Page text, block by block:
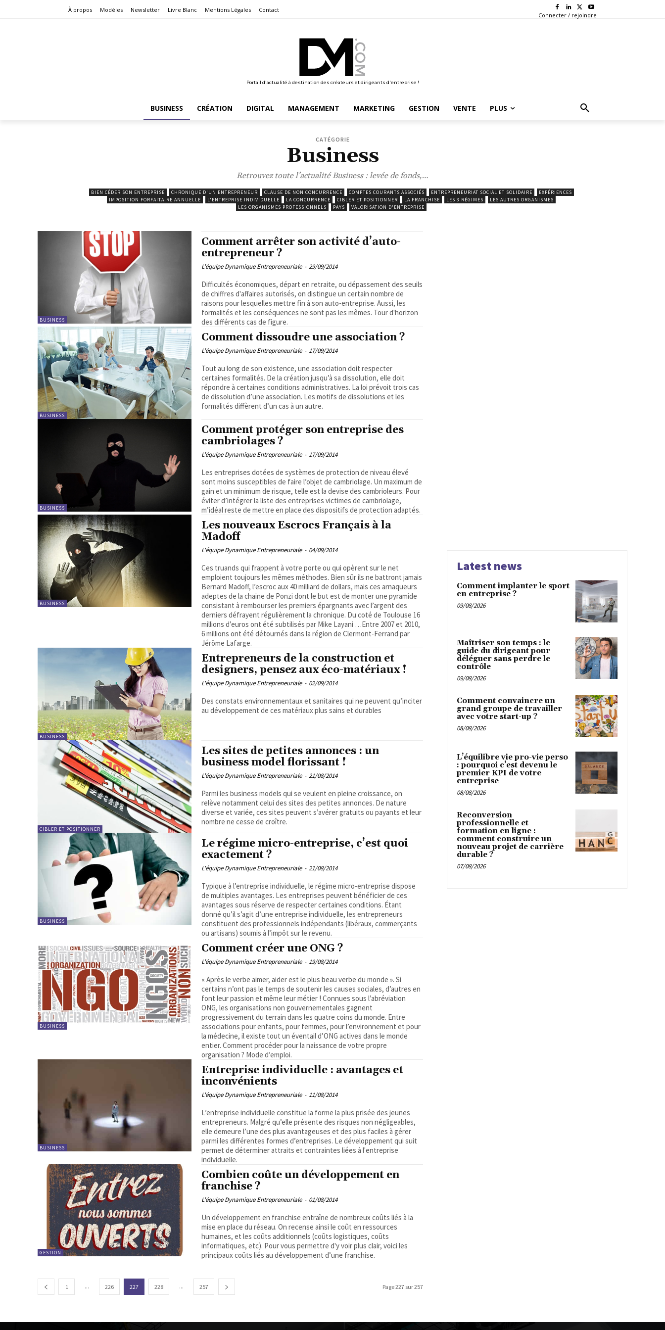
À propos Modèles Newsletter Livre Blanc Mentions Légales Contact
Connecter / rejoindre
Portail d'actualité à destination des créateurs et dirigeants d'entreprise !
BUSINESS CRÉATION DIGITAL MANAGEMENT MARKETING GESTION VENTE PLUS
CATÉGORIE
Business
Retrouvez toute l’actualité Business : levée de fonds,…
BIEN CÉDER SON ENTREPRISE CHRONIQUE D'UN ENTREPRENEUR CLAUSE DE NON CONCURRENCE COMPTES COURANTS ASSOCIÉS ENTREPRENEURIAT SOCIAL ET SOLIDAIRE
EXPÉRIENCES
IMPOSITION FORFAITAIRE ANNUELLE
L'ENTREPRISE INDIVIDUELLE LA CONCURRENCE CIBLER ET POSITIONNER LA FRANCHISE LES 3 RÉGIMES
LES AUTRES ORGANISMES
LES ORGANISMES PROFESSIONNELS
PAYS VALORISATION D'ENTREPRISE
BUSINESS
Comment arrêter son activité d’auto-
entrepreneur ?
L'équipe Dynamique Entrepreneuriale - 29/09/2014
Difficultés économiques, départ en retraite, ou dépassement des seuils
de chiffres d'affaires autorisés, on distingue un certain nombre de
raisons pour lesquelles mettre fin à son auto-entreprise. Aussi, les
formalités et les conséquences ne sont pas les mêmes. Tour d'horizon
des différents cas de figure.
BUSINESS
Comment dissoudre une association ?
L'équipe Dynamique Entrepreneuriale - 17/09/2014
Tout au long de son existence, une association doit respecter
certaines formalités. De la création jusqu’à sa dissolution, elle doit
répondre à certaines conditions administratives. La loi prévoit trois cas
de dissolution d’une association. Les motifs de dissolutions et les
formalités diffèrent d’un cas à un autre.
BUSINESS
Comment protéger son entreprise des
cambriolages ?
L'équipe Dynamique Entrepreneuriale - 17/09/2014
Les entreprises dotées de systèmes de protection de niveau élevé
sont moins susceptibles de faire l’objet de cambriolage. Un maximum de
gain et un minimum de risque, telle est la devise des cambrioleurs. Pour
éviter d’intégrer la liste des entreprises victimes de cambriolage,
m’idéal reste de mettre en place des dispositifs de protection adaptés.
BUSINESS
Les nouveaux Escrocs Français à la
Madoff
L'équipe Dynamique Entrepreneuriale - 04/09/2014
Ces truands qui frappent à votre porte ou qui opèrent sur le net
emploient toujours les mêmes méthodes. Bien sûr ils ne battront jamais
Bernard Madoff, l’escroc aux 40 milliard de dollars, mais ces arnaqueurs
adeptes de la chaine de Ponzi dont le but est de monter une pyramide
consistant à rembourser les premiers épargnants avec l’argent des
derniers défrayent régulièrement la chronique. Du coté de Toulouse 16
millions d’euros ont été subtilisés par Mike Layani …Entre 2007 et 2010,
6 millions ont été détournés dans la région de Clermont-Ferrand par
Jérôme Lafarge.
BUSINESS
Entrepreneurs de la construction et
designers, pensez aux éco-matériaux !
L'équipe Dynamique Entrepreneuriale - 02/09/2014
Des constats environnementaux et sanitaires qui ne peuvent qu’inciter
au développement de ces matériaux plus sains et durables
CIBLER ET POSITIONNER
Les sites de petites annonces : un
business model florissant !
L'équipe Dynamique Entrepreneuriale - 21/08/2014
Parmi les business models qui se veulent en pleine croissance, on
relève notamment celui des sites des petites annonces. De nature
diverse et variée, ces sites peuvent s’avérer gratuits ou payants et leur
nombre ne cesse de croître.
BUSINESS
Le régime micro-entreprise, c’est quoi
exactement ?
L'équipe Dynamique Entrepreneuriale - 21/08/2014
Typique à l’entreprise individuelle, le régime micro-entreprise dispose
de multiples avantages. Les entreprises peuvent bénéficier de ces
avantages sous réserve de respecter certaines conditions. Étant
donné qu’il s’agit d’une entreprise individuelle, les entrepreneurs
constituent des professionnels indépendants (libéraux, commerçants
ou artisans) soumis à l’impôt sur le revenu.
BUSINESS
Comment créer une ONG ?
L'équipe Dynamique Entrepreneuriale - 19/08/2014
« Après le verbe aimer, aider est le plus beau verbe du monde ». Si
certains n’ont pas le temps de soutenir les causes sociales, d’autres en
font leur passion et même leur métier ! Connues sous l’abréviation
ONG, les organisations non gouvernementales gagnent
progressivement du terrain dans les quatre coins du monde. Entre
associations pour enfants, pour femmes, pour l’environnement et pour
la médecine, il existe tout un éventail d’ONG actives dans le monde
entier. Comment procéder pour la naissance de votre propre
organisation ? Mode d’emploi.
BUSINESS
Entreprise individuelle : avantages et
inconvénients
L'équipe Dynamique Entrepreneuriale - 11/08/2014
L’entreprise individuelle constitue la forme la plus prisée des jeunes
entrepreneurs. Malgré qu’elle présente des risques non négligeables,
elle demeure l’une des plus avantageuses et des plus faciles à gérer
parmi les différentes formes d’entreprises. Le développement qui suit
permet de déterminer attraits et contraintes liées à l'entreprise
individuelle.
GESTION
Combien coûte un développement en
franchise ?
L'équipe Dynamique Entrepreneuriale - 01/08/2014
Un développement en franchise entraîne de nombreux coûts liés à la
mise en place du réseau. On recense ainsi le coût en ressources
humaines, et les coûts additionnels (coûts logistiques, coûts
informatiques, etc). Pour vous permettre d'y voir plus clair, voici les
principaux coûts liés au développement d’une franchise.
1 ... 226 227 228 ... 257 Page 227 sur 257
Latest news
Comment implanter le sport
en entreprise ?
09/08/2026
Maîtriser son temps : le
guide du dirigeant pour
déléguer sans perdre le
contrôle
09/08/2026
Comment convaincre un
grand groupe de travailler
avec votre start-up ?
08/08/2026
L’équilibre vie pro-vie perso
: pourquoi c’est devenu le
premier KPI de votre
entreprise
08/08/2026
Reconversion
professionnelle et
formation en ligne :
comment construire un
nouveau projet de carrière
durable ?
07/08/2026